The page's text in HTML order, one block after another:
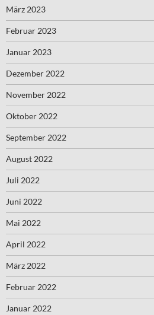
März 2023
Februar 2023
Januar 2023
Dezember 2022
November 2022
Oktober 2022
September 2022
August 2022
Juli 2022
Juni 2022
Mai 2022
April 2022
März 2022
Februar 2022
Januar 2022